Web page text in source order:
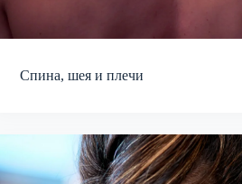
Спина, шея и плечи